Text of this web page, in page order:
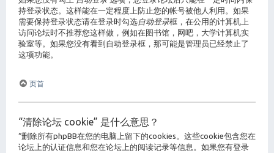
持登录状态。这样能在一定程度上防止您的帐号被他人利用。如果
需要保持登录状态请在登录时勾选自动登录框，在公用的计算机上
访问论坛时不推荐您这样做，例如在图书馆，网吧，大学计算机实
验室等。如果您没有看到自动登录框，那可能是管理员已经禁止了
这项功能。
页首
“清除论坛 cookie” 是什么意思？
“删除所有phpBB在您的电脑上留下的cookies。这些cookie包含您在
论坛上的认证信息和您在论坛上的阅读记录等信息。如果您有登录